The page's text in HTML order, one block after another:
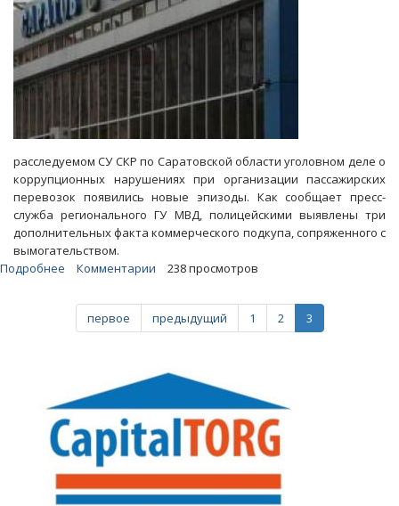
расследуемом СУ СКР по Саратовской области уголовном деле о
коррупционных нарушениях при организации пассажирских
перевозок появились новые эпизоды. Как сообщает пресс-
служба регионального ГУ МВД, полицейскими выявлены три
дополнительных факта коммерческого подкупа, сопряженного с
вымогательством.
Подробнее
директора
автовокзала
вымогательства
Комментарии 238 просмотров
первое предыдущий 1 2 3